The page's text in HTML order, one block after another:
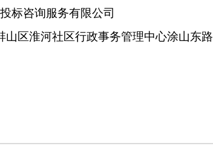
标咨询服务有限公司
山区淮河社区行政事务管理中心涂山东路